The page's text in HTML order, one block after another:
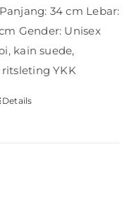
34 cm Lebar:
Gender: Unisex
kain suede,
YKK
Details